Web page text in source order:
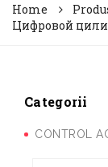
Home
Цифровой
Categorii
CONTROL